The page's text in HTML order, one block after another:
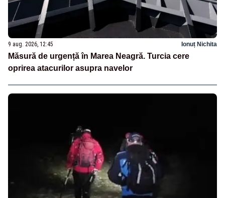
9 aug. 2026, 12:45 Ionuț Nichita
Măsură de urgență în Marea Neagră. Turcia cere
oprirea atacurilor asupra navelor